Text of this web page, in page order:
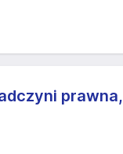
prawna,